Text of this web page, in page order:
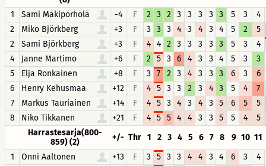
1
Sami Mäkipörhölä -4 F 2 3 2 3 3 3 3 3 5 3
4
2
Miko Björkberg +3 F 3 3 3 4 3 4 3 4 5 2
5
2
Sami Björkberg +3 F 4 4 2 3 3 3 3 3 5 3
4
4
Janne Martimo +6 F 2 5 3 6 4 3 3 4 5 3
3
5
Elja Ronkainen +8 F 3 7 2 3 4 3 3 3 6 3
6
6
Henry Kehusmaa +12 F 4 5 3 3 2 3 4 3 5 4
7
7
Markus Tauriainen +14 F 4 5 3 4 3 4 3 5 6 5
5
8
Niko Tikkanen +21 F 4 5 5 4 4 3 3 5 5 4
5
Harrastesarja(800-
859) (2)
+/- Thr 1 2 3 4 5 6 7 8 9 10 11
1
Onni Aaltonen +13 F 3 5 3 3 4 4 3 4 6 3
4